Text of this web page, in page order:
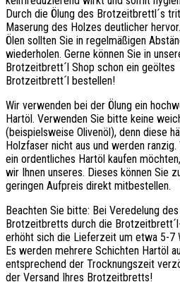
Durch die Ölung des Brotzeitbrettl´s
Maserung des Holzes deutlicher
Ölen sollten Sie in regelmäßigen
wiederholen. Gerne können Sie in
Brotzeitbrett´l Shop schon ein geöltes
Brotzeitbrett´l bestellen!
Wir verwenden bei der Ölung ein
Hartöl. Verwenden Sie bitte keine
(beispielsweise Olivenöl), denn diese
Holzfaser nicht aus und werden ranzig.
ein ordentliches Hartöl kaufen
wir Ihnen unseres. Dieses können Sie
geringen Aufpreis direkt mitbestellen.
Beachten Sie bitte: Bei Veredelung des
Brotzeitbretts durch die
erhöht sich die Lieferzeit um etwa 5-7
Es werden mehrere Schichten Hartöl
entsprechend der Trocknungszeit
der Versand Ihres Brotzeitbretts!